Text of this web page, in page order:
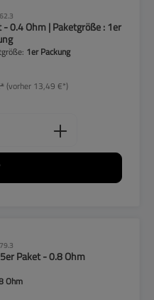
0.4 Ohm | Paketgröße : 1er
1er Packung
(vorher 13,49 €*)
Gib den
Paket - 0.8 Ohm
Ohm